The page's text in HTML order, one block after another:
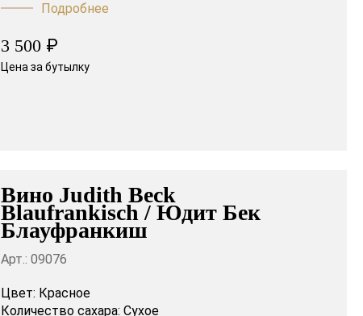
Подробнее
3 500 ₽
Цена за бутылку
Вино Judith Beck
Blaufrankisch / Юдит Бек
Блауфранкиш
Арт.: 09076
Цвет: Красное
Количество сахара: Сухое